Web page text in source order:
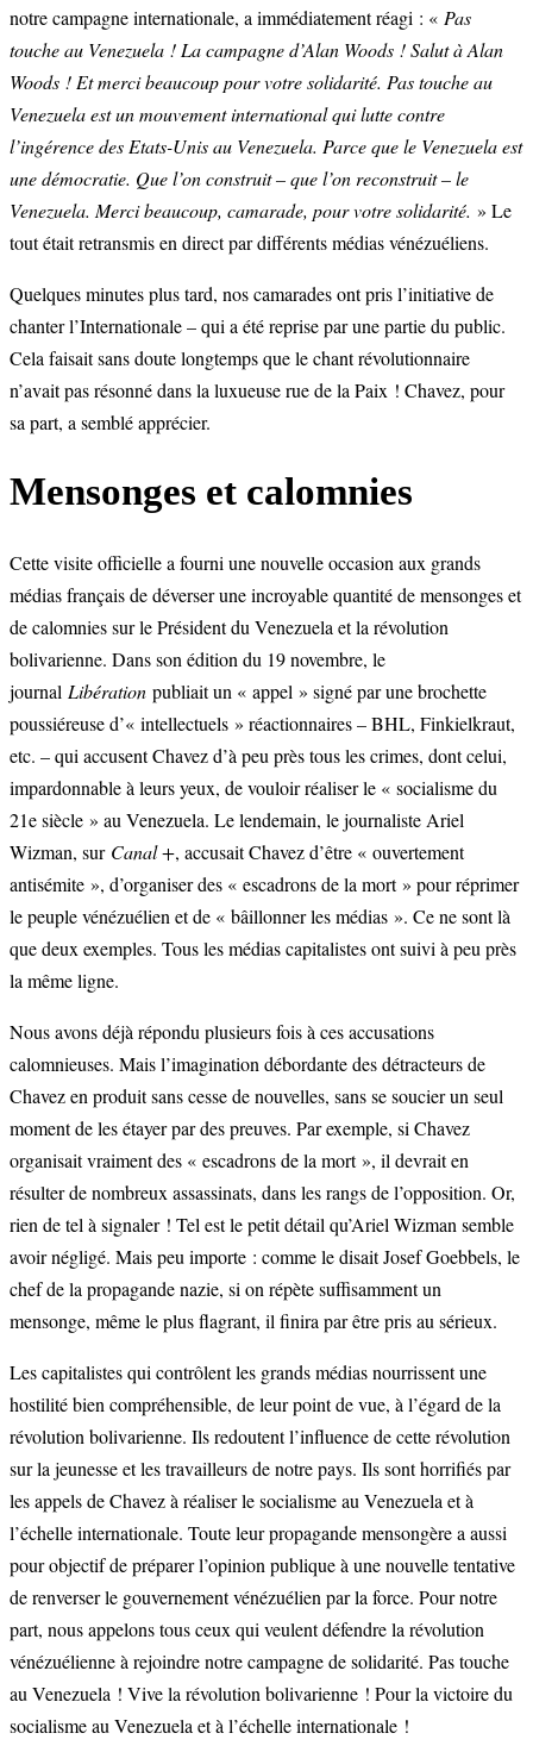
notre campagne internationale, a immédiatement réagi : « Pas
touche au Venezuela ! La campagne d’Alan Woods ! Salut à Alan
Woods ! Et merci beaucoup pour votre solidarité. Pas touche au
Venezuela est un mouvement international qui lutte contre
l’ingérence des Etats-Unis au Venezuela. Parce que le Venezuela est
une démocratie. Que l’on construit – que l’on reconstruit – le
Venezuela. Merci beaucoup, camarade, pour votre solidarité. » Le
tout était retransmis en direct par différents médias vénézuéliens.
Quelques minutes plus tard, nos camarades ont pris l’initiative de
chanter l’Internationale – qui a été reprise par une partie du public.
Cela faisait sans doute longtemps que le chant révolutionnaire
n’avait pas résonné dans la luxueuse rue de la Paix ! Chavez, pour
sa part, a semblé apprécier.
Mensonges et calomnies
Cette visite officielle a fourni une nouvelle occasion aux grands
médias français de déverser une incroyable quantité de mensonges et
de calomnies sur le Président du Venezuela et la révolution
bolivarienne. Dans son édition du 19 novembre, le
journal Libération publiait un « appel » signé par une brochette
poussiéreuse d’« intellectuels » réactionnaires – BHL, Finkielkraut,
etc. – qui accusent Chavez d’à peu près tous les crimes, dont celui,
impardonnable à leurs yeux, de vouloir réaliser le « socialisme du
21e siècle » au Venezuela. Le lendemain, le journaliste Ariel
Wizman, sur Canal +, accusait Chavez d’être « ouvertement
antisémite », d’organiser des « escadrons de la mort » pour réprimer
le peuple vénézuélien et de « bâillonner les médias ». Ce ne sont là
que deux exemples. Tous les médias capitalistes ont suivi à peu près
la même ligne.
Nous avons déjà répondu plusieurs fois à ces accusations
calomnieuses. Mais l’imagination débordante des détracteurs de
Chavez en produit sans cesse de nouvelles, sans se soucier un seul
moment de les étayer par des preuves. Par exemple, si Chavez
organisait vraiment des « escadrons de la mort », il devrait en
résulter de nombreux assassinats, dans les rangs de l’opposition. Or,
rien de tel à signaler ! Tel est le petit détail qu’Ariel Wizman semble
avoir négligé. Mais peu importe : comme le disait Josef Goebbels, le
chef de la propagande nazie, si on répète suffisamment un
mensonge, même le plus flagrant, il finira par être pris au sérieux.
Les capitalistes qui contrôlent les grands médias nourrissent une
hostilité bien compréhensible, de leur point de vue, à l’égard de la
révolution bolivarienne. Ils redoutent l’influence de cette révolution
sur la jeunesse et les travailleurs de notre pays. Ils sont horrifiés par
les appels de Chavez à réaliser le socialisme au Venezuela et à
l’échelle internationale. Toute leur propagande mensongère a aussi
pour objectif de préparer l’opinion publique à une nouvelle tentative
de renverser le gouvernement vénézuélien par la force. Pour notre
part, nous appelons tous ceux qui veulent défendre la révolution
vénézuélienne à rejoindre notre campagne de solidarité. Pas touche
au Venezuela ! Vive la révolution bolivarienne ! Pour la victoire du
socialisme au Venezuela et à l’échelle internationale !